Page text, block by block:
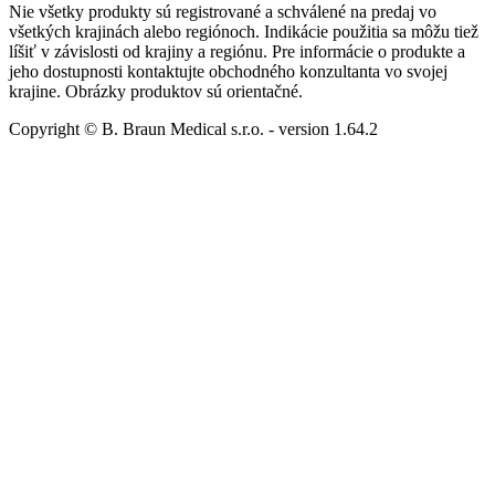
Nie všetky produkty sú registrované a schválené na predaj vo
všetkých krajinách alebo regiónoch. Indikácie použitia sa môžu tiež
líšiť v závislosti od krajiny a regiónu. Pre informácie o produkte a
jeho dostupnosti kontaktujte obchodného konzultanta vo svojej
krajine. Obrázky produktov sú orientačné.
Copyright © B. Braun Medical s.r.o. - version 1.64.2